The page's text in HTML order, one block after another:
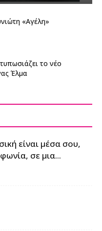
«Αγέλη»
το νέο
Έλμα
είναι μέσα σου,
σε μια...